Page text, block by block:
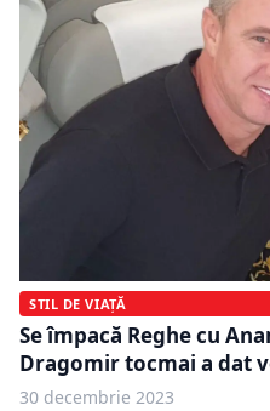
STIL DE VIAȚĂ
Se împacă Reghe cu
Dragomir tocmai a dat
30 decembrie 2023